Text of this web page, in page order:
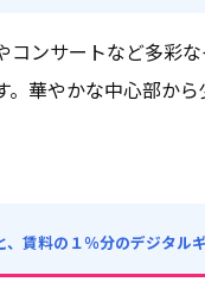
コンサートなど多彩
華やかな中心部か
賃料の１％分のデジタル